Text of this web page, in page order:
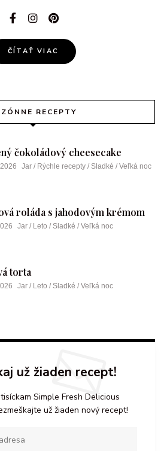
ČÍTAŤ VIAC
RECEPTY
čokoládový cheesecake
Jar / Rýchle recepty / Sladké / Veľká noc
roláda s jahodovým krémom
Jar / Leto / Sladké / Veľká noc
torta
Jar / Leto / Sladké / Veľká noc
už žiaden recept!
Simple Fresh Delicious
už žiaden nový recept!